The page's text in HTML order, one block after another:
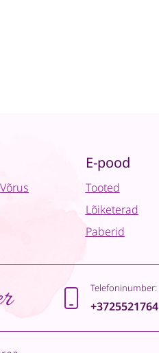
E-pood
Tooted
Lõiketerad
Paberid
Telefoninumber:
+3725521764